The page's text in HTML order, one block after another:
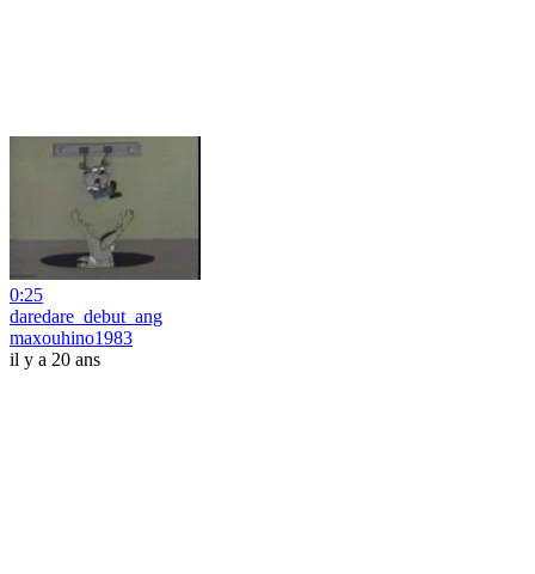
0:25
daredare_debut_ang
maxouhino1983
il y a 20 ans